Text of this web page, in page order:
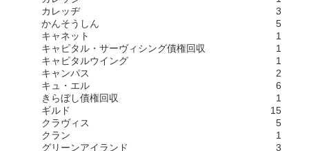
カレッヂ
3
かんそうしん
5
キャネット
1
キャピタル・サーヴィシング債権回収
1
キャピタルウイング
1
キャンパス
2
キュ・エル
6
きらぼし債権回収
1
ギルド
15
クラヴィス
5
クラン
1
グリーンアイランド
3